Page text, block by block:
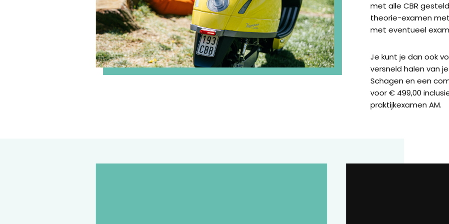
met alle CBR
theorie-examen
met eventueel
Je kunt je dan ook
versneld halen van
Schagen en een
voor € 499,00
praktijkexamen AM.